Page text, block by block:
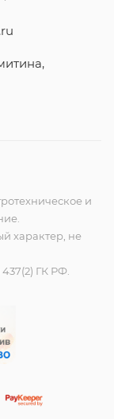
и
характер, не
ГК РФ.